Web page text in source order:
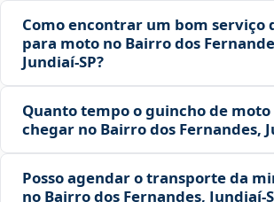
Como encontrar um bom serviço
para moto no Bairro dos
Jundiaí‑SP?
Quanto tempo o guincho de
chegar no Bairro dos Fernandes,
Posso agendar o transporte da
no Bairro dos Fernandes,